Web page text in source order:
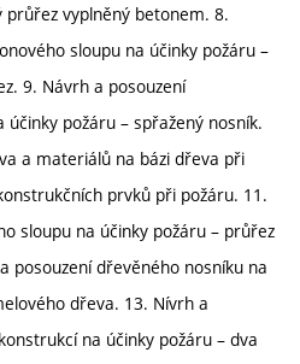
průřez vyplněný betonem. 8.
sloupu na účinky požáru –
9. Návrh a posouzení
požáru – spřažený nosník.
a materiálů na bázi dřeva při
prvků při požáru. 11.
sloupu na účinky požáru – průřez
posouzení dřevěného nosníku na
dřeva. 13. Nívrh a
na účinky požáru – dva